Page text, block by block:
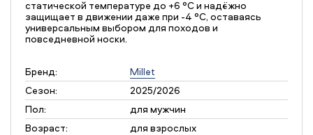
статической температуре до +6 °C и надёжно
защищает в движении даже при -4 °C, оставаясь
универсальным выбором для походов и
повседневной носки.
Бренд:
Millet
Сезон:
2025/2026
Пол:
для мужчин
Возраст:
для взрослых